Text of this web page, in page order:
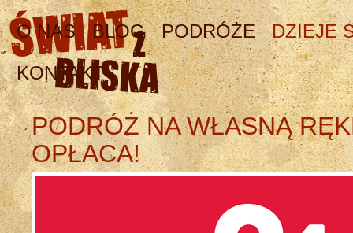
O NAS BLOG PODRÓŻE
DZIEJE
KONTAKT
PODRÓŻ NA WŁASNĄ
OPŁACA!